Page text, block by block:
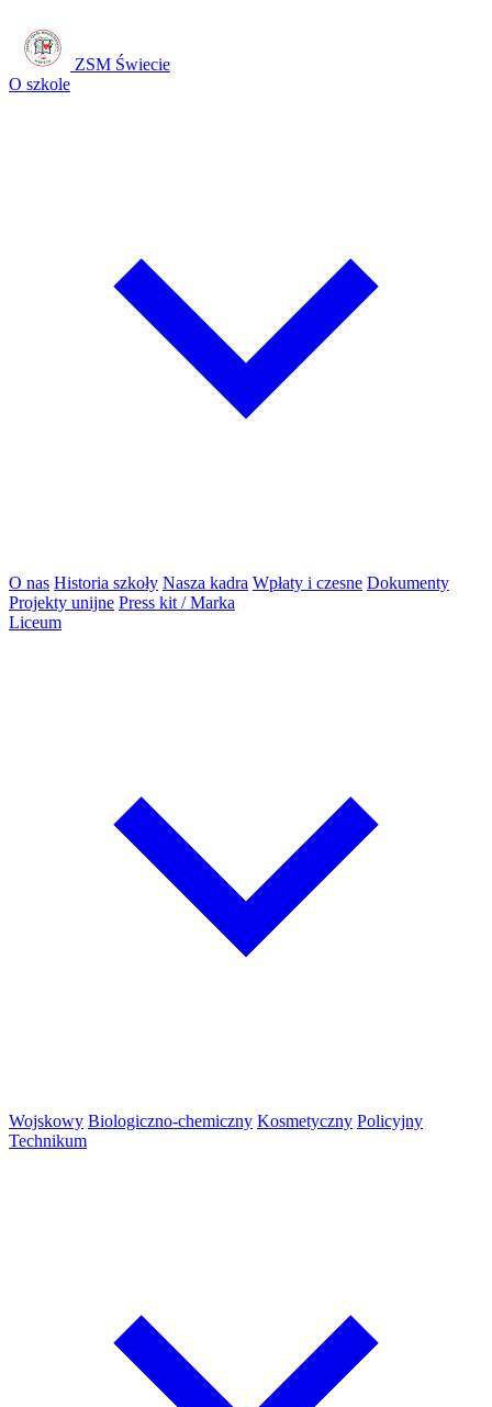
ZSM Świecie
O szkole
O nas Historia szkoły Nasza kadra Wpłaty i czesne Dokumenty
Projekty unijne Press kit / Marka
Liceum
Wojskowy Biologiczno-chemiczny Kosmetyczny Policyjny
Technikum